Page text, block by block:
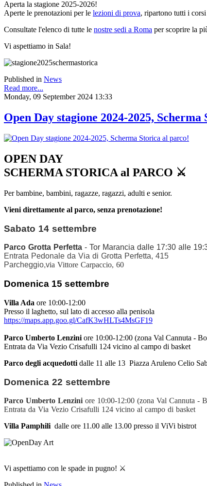
Aperta la stagione 2025-2026!
Aperte le prenotazioni per le lezioni di prova, ripartono tutti i
Consultate l'elenco di tutte le nostre sedi a Roma per scoprire la
Vi aspettiamo in Sala!
Published in News
Read more...
Monday, 09 September 2024 13:33
Open Day stagione 2024-2025,
OPEN DAY
SCHERMA STORICA al PARCO ⚔
Per bambine, bambini, ragazze, ragazzi, adulti e senior.
Vieni direttamente al parco, senza prenotazione!
Sabato 14 settembre
Parco Grotta Perfetta - Tor Marancia dalle 17:30 alle
Entrata Pedonale da Via di Grotta Perfetta, 415
Parcheggio,via Vittore Carpaccio, 60
Domenica 15 settembre
Villa Ada ore 10:00-12:00
Presso il laghetto, sul lato di accesso alla penisola
https://maps.app.goo.gl/CafK3wHLTs4MsGF19
Parco Umberto Lenzini ore 10:00-12:00 (zona Val Cannuta -
Entrata da Via Vezio Crisafulli 124 vicino al campo di basket
Parco degli acquedotti dalle 11 alle 13 Piazza Aruleno Celio
Domenica 22 settembre
Parco Umberto Lenzini ore 10:00-12:00 (zona Val Cannuta -
Entrata da Via Vezio Crisafulli 124 vicino al campo di basket
Villa Pamphili dalle ore 11.00 alle 13.00 presso il ViVi bistrot
Vi aspettiamo con le spade in pugno! ⚔️